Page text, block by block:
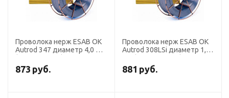
Проволока нерж ESAB OK
Autrod 347 диаметр 4,0 мм
873 руб.
Проволока нерж ESAB OK
Autrod 308LSi диаметр 1,6
881 руб.